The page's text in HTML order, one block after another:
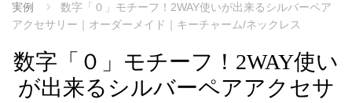
実例
数字「０」モチーフ！2WAY使いが出来るシルバーペア
アクセサリー｜オーダーメイド｜キーチャーム/ネックレス
数字「０」モチーフ！2WAY使い
が出来るシルバーペアアクセサ